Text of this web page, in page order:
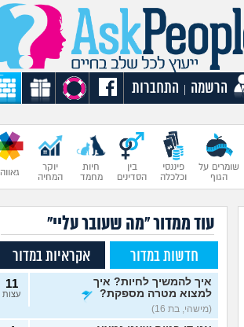
הרשמה התחברות
שומרים על
הגוף
פיננסי
וכלכלה
בין
הסדינים
חיות
מחמד
יוקר
המחיה
גאווה
עוד ממדור "מה שעובר עליי"
חדשות במדור אקראיות במדור
איך להמשיך לחיות? איך
למצוא מטרה מספקת?
(מישהי, בת 16)
11
עצות